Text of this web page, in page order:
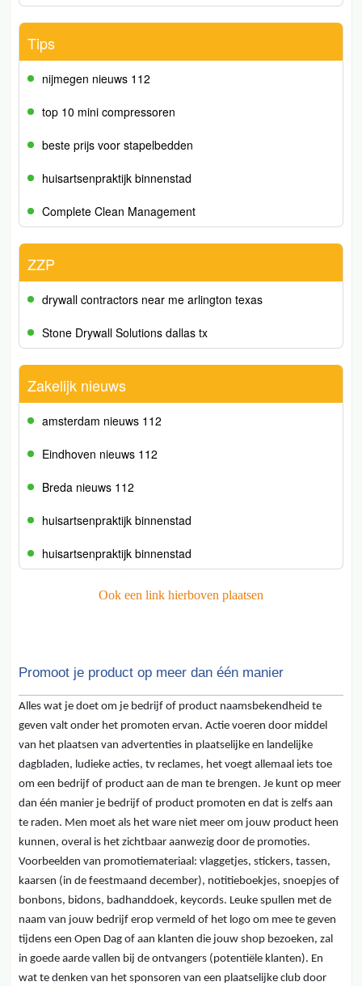
Tips
nijmegen nieuws 112
top 10 mini compressoren
beste prijs voor stapelbedden
huisartsenpraktijk binnenstad
Complete Clean Management
ZZP
drywall contractors near me arlington texas
Stone Drywall Solutions dallas tx
Zakelijk nieuws
amsterdam nieuws 112
Eindhoven nieuws 112
Breda nieuws 112
huisartsenpraktijk binnenstad
huisartsenpraktijk binnenstad
Ook een link hierboven plaatsen
Promoot je product op meer dan één manier
Alles wat je doet om je bedrijf of product naamsbekendheid te
geven valt onder het promoten ervan. Actie voeren door middel
van het plaatsen van advertenties in plaatselijke en landelijke
dagbladen, ludieke acties, tv reclames, het voegt allemaal iets toe
om een bedrijf of product aan de man te brengen. Je kunt op meer
dan één manier je bedrijf of product promoten en dat is zelfs aan
te raden. Men moet als het ware niet meer om jouw product heen
kunnen, overal is het zichtbaar aanwezig door de promoties.
Voorbeelden van promotiemateriaal: vlaggetjes, stickers, tassen,
kaarsen (in de feestmaand december), notitieboekjes, snoepjes of
bonbons, bidons, badhanddoek, keycords. Leuke spullen met de
naam van jouw bedrijf erop vermeld of het logo om mee te geven
tijdens een Open Dag of aan klanten die jouw shop bezoeken, zal
in goede aarde vallen bij de ontvangers (potentiële klanten). En
wat te denken van het sponsoren van een plaatselijke club door